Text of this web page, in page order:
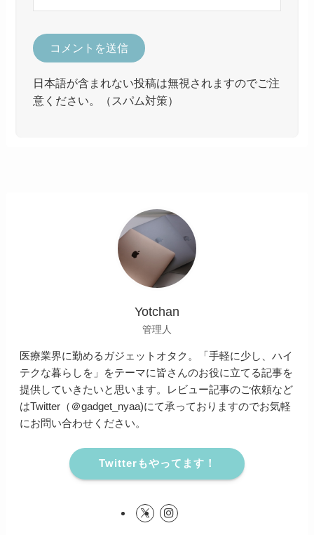
日本語が含まれない投稿は無視されますのでご注
意ください。（スパム対策）
Yotchan
管理人
医療業界に勤めるガジェットオタク。「手軽に少し、ハイ
テクな暮らしを」をテーマに皆さんのお役に立てる記事を
提供していきたいと思います。レビュー記事のご依頼など
はTwitter（＠gadget_nyaa)にて承っておりますのでお気軽
にお問い合わせください。
Twitterもやってます！